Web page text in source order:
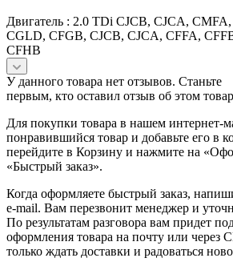
Двигатель : 2.0 TDi CJCB, CJCA,
CGLD, CFGB, CJCB, CJCA, CFFA,
CFHB
У данного товара нет отзывов. Станьте
первым, кто оставил отзыв об этом
Для покупки товара в нашем интернет-
понравившийся товар и добавьте его в
перейдите в Корзину и нажмите на
«Быстрый заказ».
Когда оформляете быстрый заказ,
e-mail. Вам перезвонит менеджер и
По результатам разговора вам придет
оформления товара на почту или через
только ждать доставки и радоваться